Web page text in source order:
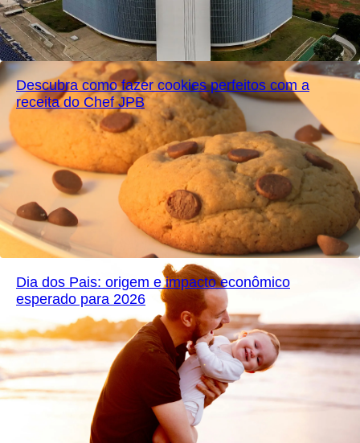
Descubra como fazer cookies perfeitos com a
receita do Chef JPB
Dia dos Pais: origem e impacto econômico
esperado para 2026